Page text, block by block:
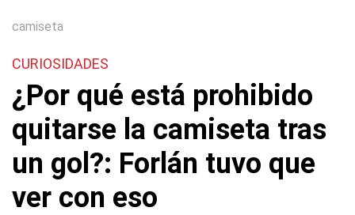
camiseta
CURIOSIDADES
¿Por qué está prohibido
quitarse la camiseta tras
un gol?: Forlán tuvo que
ver con eso